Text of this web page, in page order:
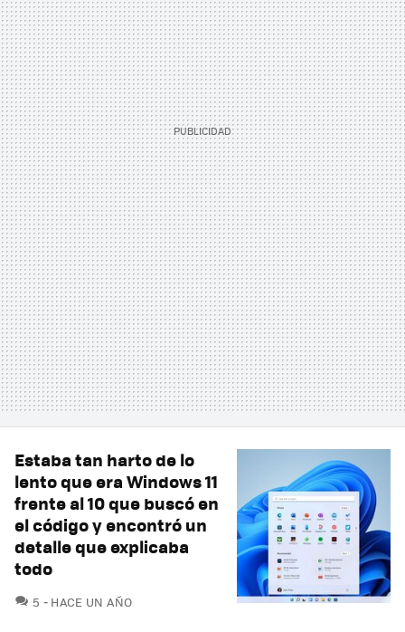
Estaba tan harto de lo
lento que era Windows 11
frente al 10 que buscó en
el código y encontró un
detalle que explicaba
todo
5 COMENTARIOS
HACE UN AÑO